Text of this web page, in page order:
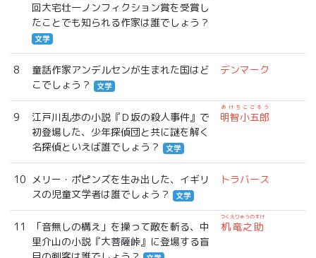
回大宅壮一ノンフィクション賞を受賞し
たことでも知られる作家は誰でしょう？
文学
8
童話作家アンデルセンが生まれた国はど
こでしょう？
文学
デンマーク
9
江戸川乱歩の小説『Ｄ坂の殺人事件』で
初登場した、少年探偵団と共に謎を解く
名探偵といえば誰でしょう？
文学
明智小五郎
あけちこごろう
10 メリー・ポピンズを生み出した、イギリ
スの児童文学者は誰でしょう？
文学
トラバース
11
「音無しの構え」を操って敵を斬る、中
里介山の小説『大菩薩峠』に登場する盲
机竜之助
つくえりゅうのすけ